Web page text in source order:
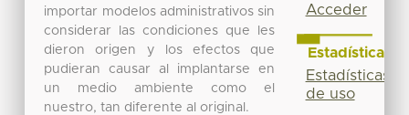
importar modelos administrativos sin
considerar las condiciones que les
dieron origen y los efectos que
pudieran causar al implantarse en
un medio ambiente como el
nuestro, tan diferente al original.
Acceder
Estadísticas
Estadísticas
de uso